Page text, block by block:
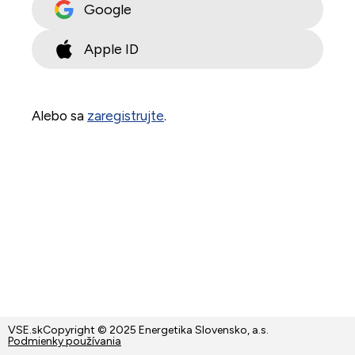
Google
Apple ID
Alebo sa zaregistrujte.
VSE.skCopyright © 2025 Energetika Slovensko, a.s.
Podmienky používania